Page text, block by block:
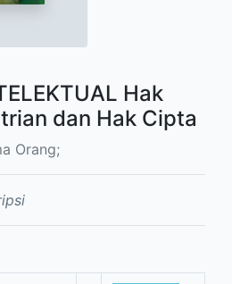
Hak
dan Hak Cipta
Orang;